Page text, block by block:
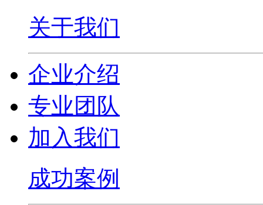
关于我们
企业介绍
专业团队
加入我们
成功案例